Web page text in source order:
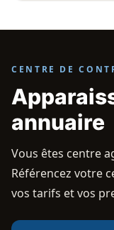
CENTRE DE
annuaire
Vous êtes centre
Référencez votre
vos tarifs et vos